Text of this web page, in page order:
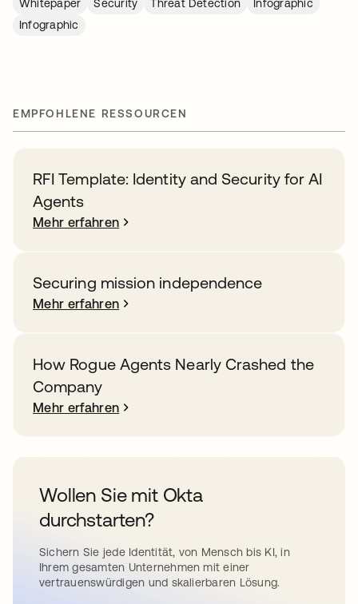
Whitepaper Security Threat Detection
Infographic
Infographic
EMPFOHLENE RESSOURCEN
RFI Template: Identity and Security for AI
Agents
Mehr erfahren
Securing mission independence
Mehr erfahren
How Rogue Agents Nearly Crashed the
Company
Mehr erfahren
Wollen Sie mit Okta
durchstarten?
Sichern Sie jede Identität, von Mensch bis KI, in
Ihrem gesamten Unternehmen mit einer
vertrauenswürdigen und skalierbaren Lösung.